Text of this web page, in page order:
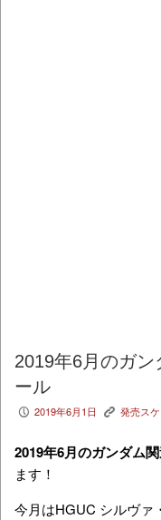
2019年6月のガン
ール
P 2019年6月1日 K 発売ス
2019年6月のガンダム
ます！
今月はHGUC シルヴァ